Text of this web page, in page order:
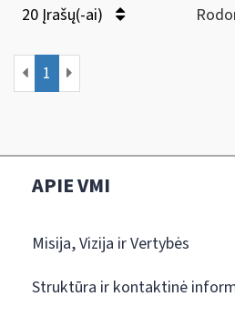
20 Įrašų(-ai)
1
APIE VMI
Misija, Vizija ir Vertybės
Struktūra ir kontaktinė